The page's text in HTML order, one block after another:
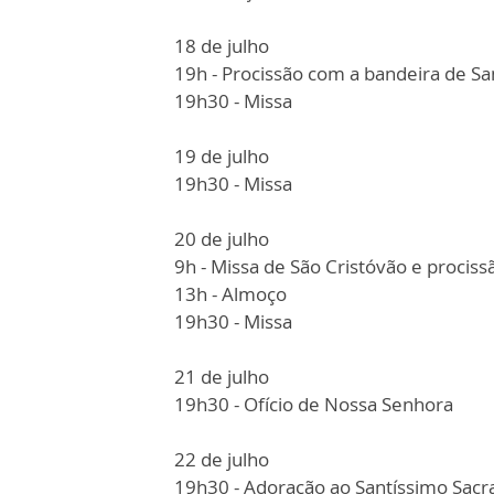
18 de julho
19h - Procissão com a bandeira de
19h30 - Missa
19 de julho
19h30 - Missa
20 de julho
9h - Missa de São Cristóvão e
13h - Almoço
19h30 - Missa
21 de julho
19h30 - Ofício de Nossa Senhora
22 de julho
19h30 - Adoração ao Santíssimo